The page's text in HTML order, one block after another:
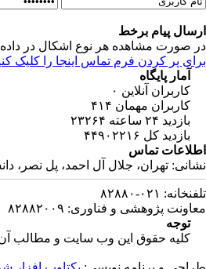
ارسال پیام برخط
در صورت مشاهده هر نوع اشکال در داده
برای پر کردن فرم تماس اینجا را کلیک
آمار پایگاه
کاربران آنلاین ۰
کاربران مهمان ۴۱۴
بازدید ۲۴ ساعته
۲۳۲۶۴
بازدید کل ۴۴۹۰۲۲۱۶
اطلاعات تماس
نشانی: تهران، جلال آل احمد، پل نصر،
تلفنخانه: ۰۲۱-۸۲۸۸۰
معاونت پژوهشی و فناوری: ۸۲۸۸۲۰۰۹
توجه
کلیه حقوق این وب سایت و مطالب آن